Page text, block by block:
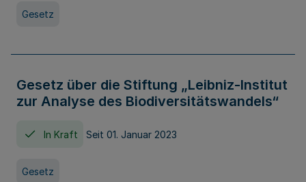
Gesetz
Gesetz über die Stiftung „Leibniz-Institut
zur Analyse des Biodiversitätswandels“
In Kraft Seit 01. Januar 2023
Gesetz